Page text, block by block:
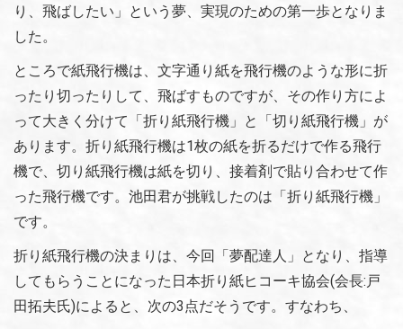
り、飛ばしたい」という夢、実現のための第一歩となりま
した。
ところで紙飛行機は、文字通り紙を飛行機のような形に折
ったり切ったりして、飛ばすものですが、その作り方によ
って大きく分けて「折り紙飛行機」と「切り紙飛行機」が
あります。折り紙飛行機は1枚の紙を折るだけで作る飛行
機で、切り紙飛行機は紙を切り、接着剤で貼り合わせて作
った飛行機です。池田君が挑戦したのは「折り紙飛行機」
です。
折り紙飛行機の決まりは、今回「夢配達人」となり、指導
してもらうことになった日本折り紙ヒコーキ協会(会長:戸
田拓夫氏)によると、次の3点だそうです。すなわち、